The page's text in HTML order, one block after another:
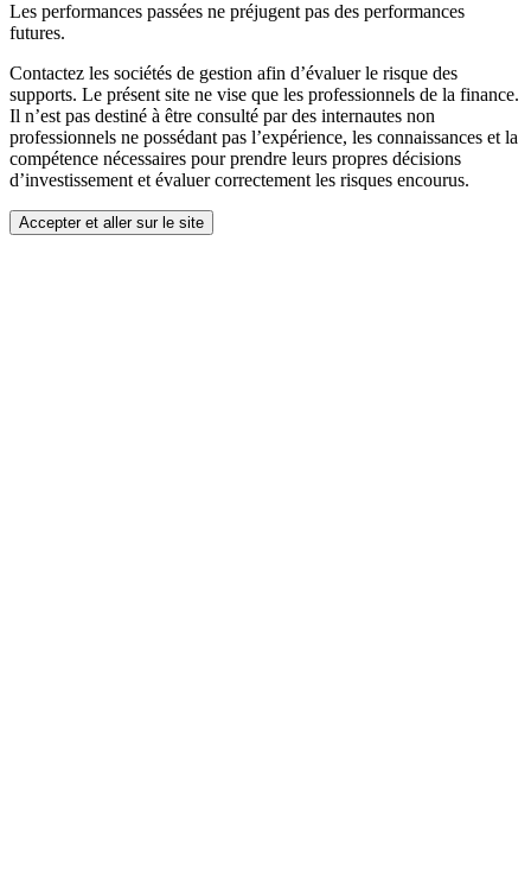
Les performances passées ne préjugent pas des performances
futures.
Contactez les sociétés de gestion afin d’évaluer le risque des
supports. Le présent site ne vise que les professionnels de la finance.
Il n’est pas destiné à être consulté par des internautes non
professionnels ne possédant pas l’expérience, les connaissances et la
compétence nécessaires pour prendre leurs propres décisions
d’investissement et évaluer correctement les risques encourus.
Accepter et aller sur le site